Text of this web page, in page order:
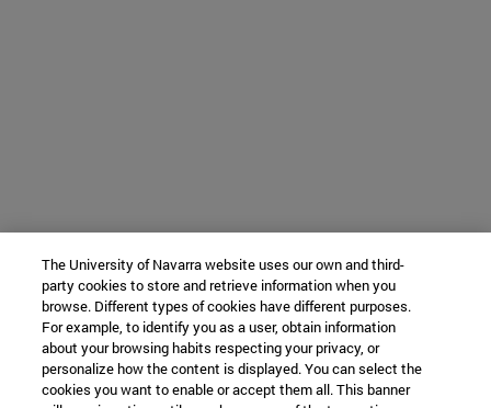
The University of Navarra website uses our own and third-
party cookies to store and retrieve information when you
browse. Different types of cookies have different purposes.
For example, to identify you as a user, obtain information
about your browsing habits respecting your privacy, or
personalize how the content is displayed. You can select the
cookies you want to enable or accept them all. This banner